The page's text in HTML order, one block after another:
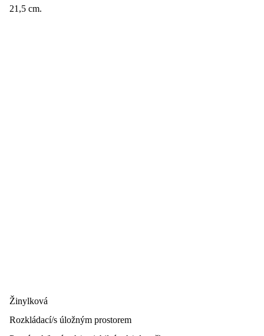
21,5 cm.
Žinylková
Rozkládací/s úložným prostorem